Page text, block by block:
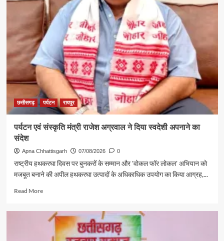
छत्तीसगढ़ पर्यटन रायपुर
पर्यटन एवं संस्कृति मंत्री राजेश अग्रवाल ने दिया स्वदेशी अपनाने का
संदेश
Apna Chhattisgarh 07/08/2026 0
राष्ट्रीय हथकरघा दिवस पर बुनकरों के सम्मान और 'वोकल फॉर लोकल' अभियान को
मजबूत बनाने की अपील हथकरघा उत्पादों के अधिकाधिक उपयोग का किया आग्रह,...
Read MoreRead
पर्यटन
संस्कृति